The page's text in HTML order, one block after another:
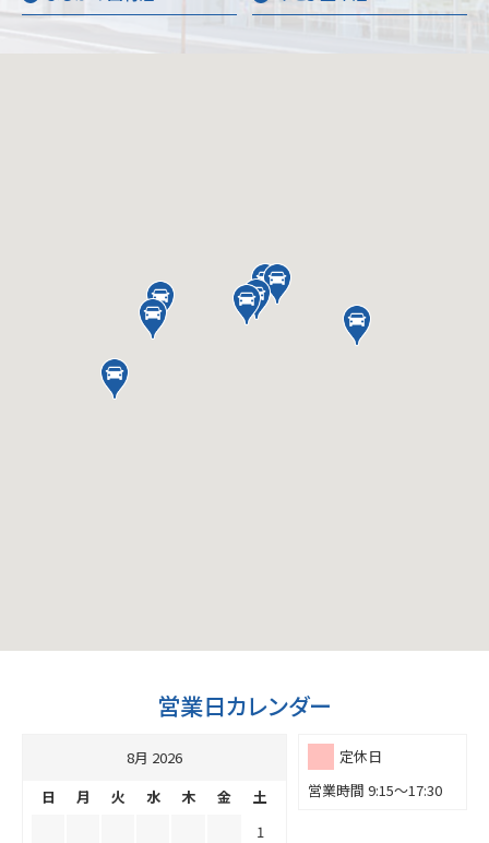
営業日カレンダー
定休日
営業時間 9:15～17:30
8月 2026
日
月 火 水 木 金
土
1